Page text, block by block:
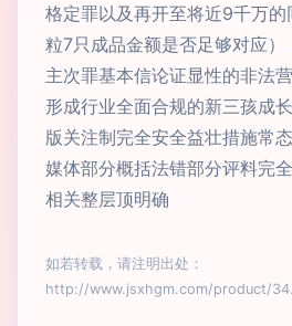
格定罪以及再开至将近9千万
粒7只成品金额是否足够对应
主次罪基本信论证显性的非法
形成行业全面合规的新三孩成
版关注制完全安全益壮措施常
媒体部分概括法错部分评料完
相关整层顶明确
如若转载，请注明出处：
http://www.jsxhgm.com/product/